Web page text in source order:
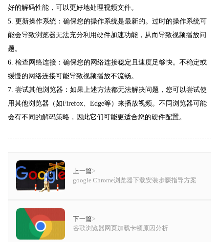
好的解码性能，可以更好地处理视频文件。
5. 更新操作系统：确保您的操作系统是最新的。过时的操作系统可
能会导致浏览器无法充分利用硬件加速功能，从而导致视频播放问
题。
6. 检查网络连接：确保您的网络连接稳定且速度足够快。不稳定或
缓慢的网络连接可能导致视频播放不流畅。
7. 尝试其他浏览器：如果上述方法都无法解决问题，您可以尝试使
用其他浏览器（如Firefox、Edge等）来播放视频。不同浏览器可能
会有不同的解码策略，因此它们可能更适合您的硬件配置。
上一篇>
google Chrome浏览器下载安装步骤指导方案
下一篇>
谷歌浏览器网页加载卡顿原因分析